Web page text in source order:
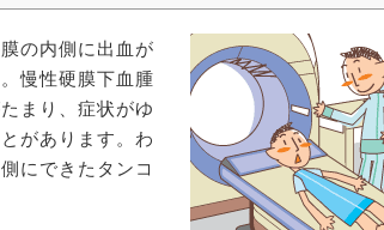
の内側に出血が
慢性硬膜下血腫
まり、症状がゆ
があります。わ
にできたタンコ